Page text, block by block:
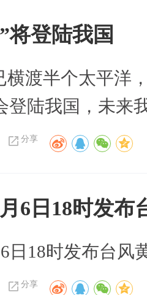
将登陆我国
横渡半个太平洋
登陆我国，未来
分享
6日18时发布
日18时发布台风
分享